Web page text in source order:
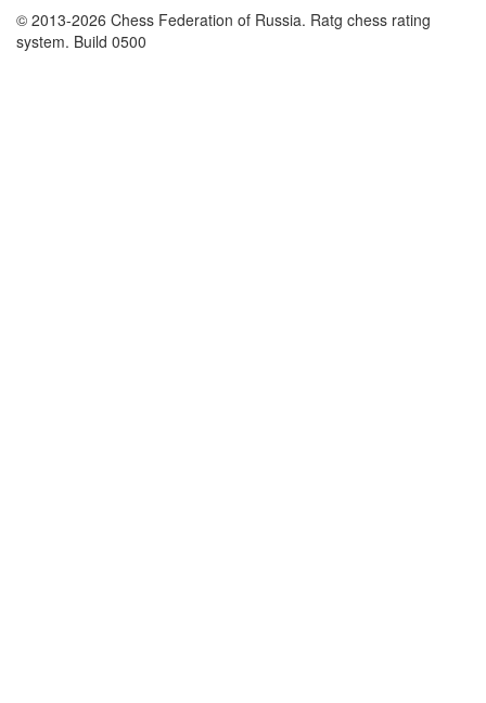
© 2013-2026 Chess Federation of Russia. Ratg chess rating
system. Build 0500